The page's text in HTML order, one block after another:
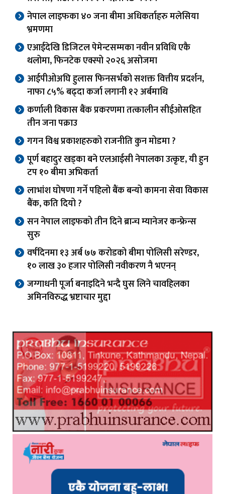
नेपाल लाइफका ४० जना बीमा अधिकर्ताहरु मलेसिया
भ्रमणमा
एआईदेखि डिजिटल पेमेन्टसम्मका नवीन प्रविधि एकै
थलोमा, फिनटेक एक्स्पो २०२६ असोजमा
आईपीओअघि हुलास फिनसर्भको सशक्त वित्तीय प्रदर्शन,
नाफा ८५% बढ्दा कर्जा लगानी १२ अर्बमाथि
कर्णाली विकास बैंक प्रकरणमा तत्कालीन सीईओसहित
तीन जना पक्राउ
गगन विश्व प्रकाशहरुको राजनीति कुन मोडमा ?
पूर्ण बहादुर खड्का बने एलआईसी नेपालका उत्कृष्ट, यी हुन
टप १० बीमा अभिकर्ता
लाभांश घोषणा गर्ने पहिलो बैंक बन्यो कामना सेवा विकास
बैंक, कति दियो ?
सन नेपाल लाइफको तीन दिने ब्रान्च म्यानेजर कन्फ्रेन्स
सुरु
वर्षदिनमा १३ अर्ब ७७ करोडको बीमा पोलिसी सरेण्डर,
१० लाख ३० हजार पोलिसी नवीकरण नै भएनन्
जग्गाधनी पूर्जा बनाइदिने भन्दै घुस लिने चावहिलका
अमिनविरुद्ध भ्रष्टाचार मुद्दा